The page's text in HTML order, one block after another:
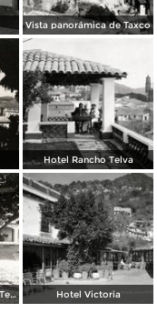
Vista panorámica de Taxco
Hotel Rancho Telva
Patio del hotel Rancho Telva Hotel Victoria